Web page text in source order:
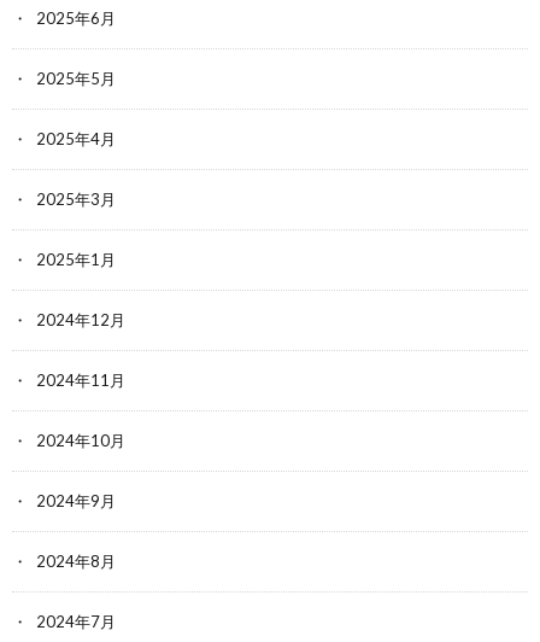
2025年6月
2025年5月
2025年4月
2025年3月
2025年1月
2024年12月
2024年11月
2024年10月
2024年9月
2024年8月
2024年7月